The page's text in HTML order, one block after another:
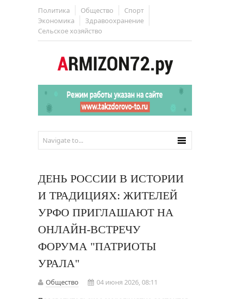
Политика Общество
Спорт
Экономика
Здравоохранение
Сельское хозяйство
ДЕНЬ РОССИИ В ИСТОРИИ
И ТРАДИЦИЯХ: ЖИТЕЛЕЙ
УРФО ПРИГЛАШАЮТ НА
ОНЛАЙН-ВСТРЕЧУ
ФОРУМА "ПАТРИОТЫ
УРАЛА"
Общество
04 июня 2026, 08:11